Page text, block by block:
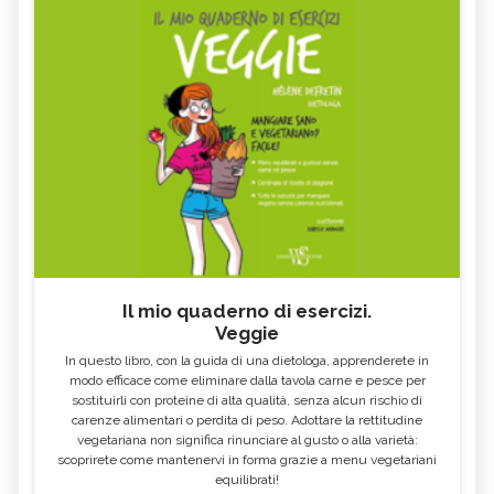
AGATA: TUTTE LE PROPRIETÀ E
MASSAGGIO SHIATSU: TECNICA,
BENEFICI E CONTROINDICAZIONI
MASSAGGIO THAI: TECNICA, BENEFICI
MASSAGGIO ROLFING: TECNICA,
BENEFICI E CONTROINDICAZIONI
MASSAGGIO ORTHO-BIONOMY:
CONTROINDICAZIONI
MASSAGGIO INFANTILE: TECNICA,
BENEFICI E CONTROINDICAZIONI
AUTOMASSAGGIO: TECNICA,
BENEFICI E CONTROINDICAZIONI
MASSOTERAPIA NEUROMUSCOLARE:
BENEFICI E CONTROINDICAZIONI
VITALOGIA: TECNICA, BENEFICI E
MASSOTERAPIA: TECNICA, BENEFICI E
MASSAGGIO BIO EMOZIONALE:
INTEGRAZIONE FASCIALE®: TECNICA,
RIFLESSOLOGIA FACCIALE: TECNICA,
BENEFICI E CONTROINDICAZIONI
OPALE: TUTTE LE PROPRIETÀ E
GRANATO: TUTTE LE PROPRIETÀ E
MASSAGGIO PSICOSOMATICO:
TECNICA, BENEFICI E
CONTROINDICAZIONI
MASSAGGIO CIRCOLATORIO
ANTICELLULITE: TECNICA, BENEFICI,
CONTROINDICAZIONI
MASSAGGIO TERAPEUTICO: TECNICA,
FLUORITE: TUTTE LE PROPRIETÀ E
Il mio quaderno di esercizi.
Veggie
In questo libro, con la guida di una dietologa, apprenderete in
modo efficace come eliminare dalla tavola carne e pesce per
sostituirli con proteine di alta qualità, senza alcun rischio di
carenze alimentari o perdita di peso. Adottare la rettitudine
vegetariana non significa rinunciare al gusto o alla varietà:
scoprirete come mantenervi in forma grazie a menu vegetariani
equilibrati!